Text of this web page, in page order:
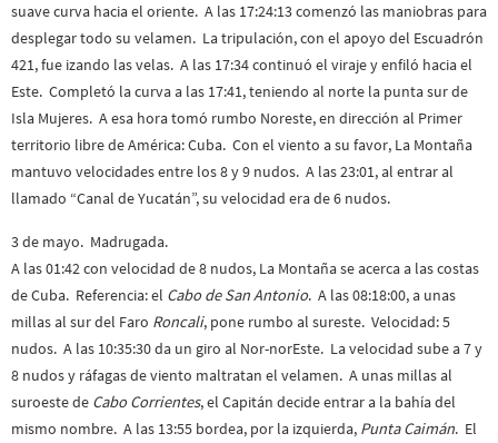
suave curva hacia el oriente. A las 17:24:13 comenzó las maniobras para
desplegar todo su velamen. La tripulación, con el apoyo del Escuadrón
421, fue izando las velas. A las 17:34 continuó el viraje y enfiló hacia el
Este. Completó la curva a las 17:41, teniendo al norte la punta sur de
Isla Mujeres. A esa hora tomó rumbo Noreste, en dirección al Primer
territorio libre de América: Cuba. Con el viento a su favor, La Montaña
mantuvo velocidades entre los 8 y 9 nudos. A las 23:01, al entrar al
llamado “Canal de Yucatán”, su velocidad era de 6 nudos.
3 de mayo. Madrugada.
A las 01:42 con velocidad de 8 nudos, La Montaña se acerca a las costas
de Cuba. Referencia: el Cabo de San Antonio. A las 08:18:00, a unas
millas al sur del Faro Roncali, pone rumbo al sureste. Velocidad: 5
nudos. A las 10:35:30 da un giro al Nor-norEste. La velocidad sube a 7 y
8 nudos y ráfagas de viento maltratan el velamen. A unas millas al
suroeste de Cabo Corrientes, el Capitán decide entrar a la bahía del
mismo nombre. A las 13:55 bordea, por la izquierda, Punta Caimán. El